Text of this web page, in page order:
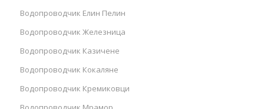
Водопроводчик Елин Пелин
Водопроводчик Железница
Водопроводчик Казичене
Водопроводчик Кокаляне
Водопроводчик Кремиковци